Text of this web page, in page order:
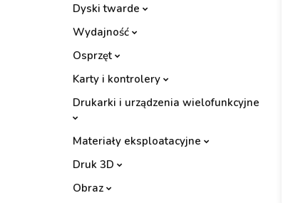
Dyski twarde
Wydajność
Osprzęt
Karty i kontrolery
Drukarki i urządzenia wielofunkcyjne
Materiały eksploatacyjne
Druk 3D
Obraz